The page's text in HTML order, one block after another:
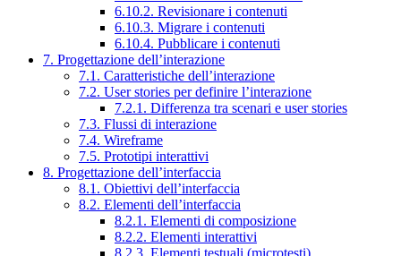
6.10.2. Revisionare i contenuti
6.10.3. Migrare i contenuti
6.10.4. Pubblicare i contenuti
7. Progettazione dell’interazione
7.1. Caratteristiche dell’interazione
7.2. User stories per definire l’interazione
7.2.1. Differenza tra scenari e user stories
7.3. Flussi di interazione
7.4. Wireframe
7.5. Prototipi interattivi
8. Progettazione dell’interfaccia
8.1. Obiettivi dell’interfaccia
8.2. Elementi dell’interfaccia
8.2.1. Elementi di composizione
8.2.2. Elementi interattivi
8.2.3. Elementi testuali (microtesti)